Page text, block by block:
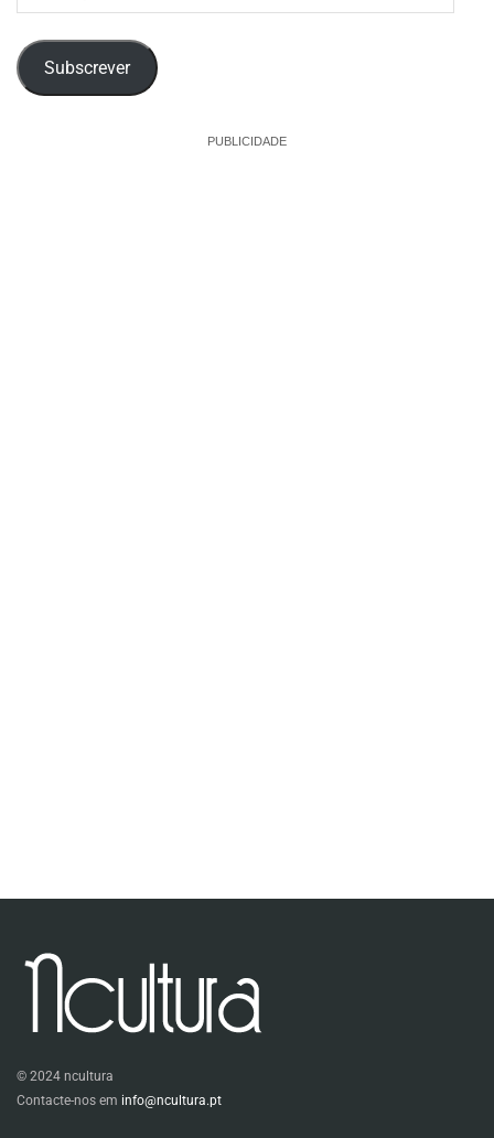
Subscrever
PUBLICIDADE
© 2024 ncultura
Contacte-nos em info@ncultura.pt